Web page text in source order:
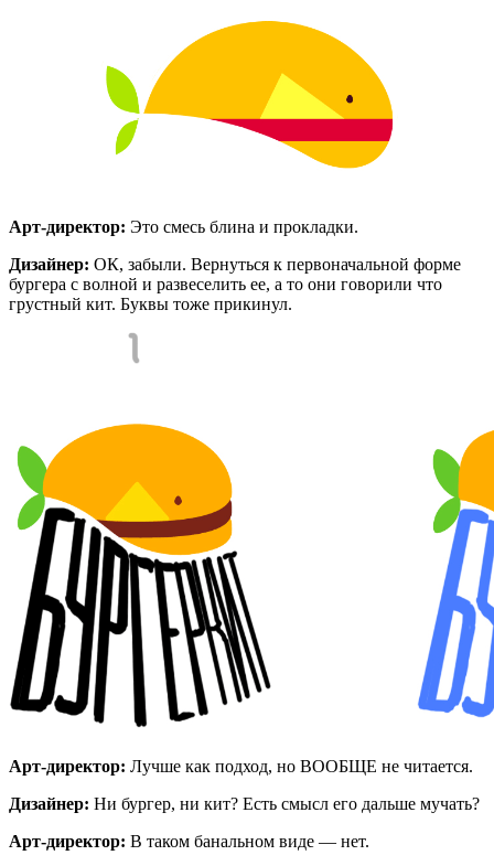
Арт-директор: Это смесь блина и прокладки.
Дизайнер: ОК, забыли. Вернуться к первоначальной форме
бургера с волной и развеселить ее, а то они говорили что
грустный кит. Буквы тоже прикинул.
Арт-директор: Лучше как подход, но ВООБЩЕ не читается.
Дизайнер: Ни бургер, ни кит? Есть смысл его дальше мучать?
Арт-директор: В таком банальном виде — нет.